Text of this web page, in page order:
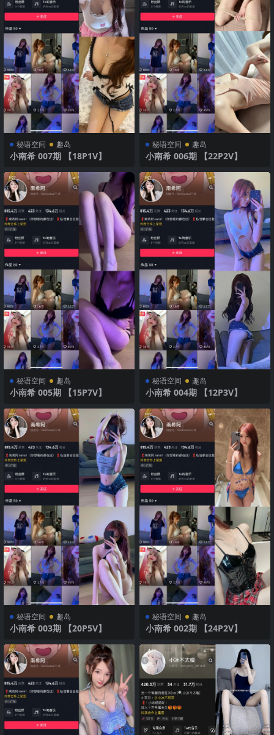
秘语空间 趣岛
小南希 007期 【18P1V】
秘语空间 趣岛
小南希 006期 【22P2V】
秘语空间 趣岛
小南希 005期 【15P7V】
秘语空间 趣岛
小南希 004期 【12P3V】
秘语空间 趣岛
小南希 003期 【20P5V】
秘语空间 趣岛
小南希 002期 【24P2V】